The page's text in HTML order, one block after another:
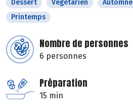
Dessert Végétarien Automne
Printemps
Nombre de personnes
6 personnes
Préparation
15 min